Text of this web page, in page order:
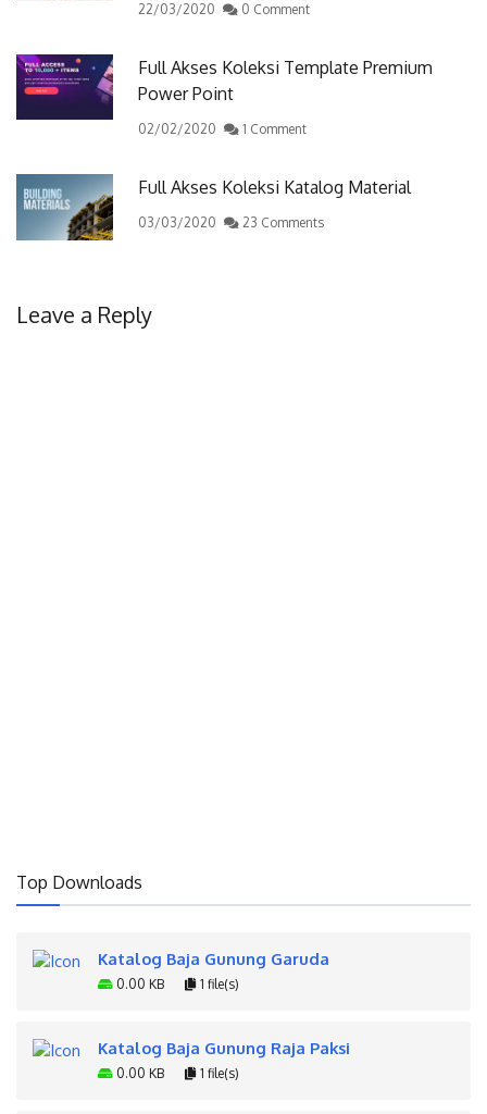
22/03/2020 0 Comment
Full Akses Koleksi Template Premium
Power Point
02/02/2020 1 Comment
Full Akses Koleksi Katalog Material
03/03/2020 23 Comments
Leave a Reply
Top Downloads
Katalog Baja Gunung Garuda
0.00 KB 1 file(s)
Katalog Baja Gunung Raja Paksi
0.00 KB 1 file(s)